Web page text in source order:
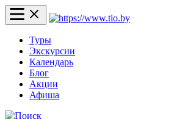
Туры
Экскурсии
Календарь
Блог
Акции
Афиша